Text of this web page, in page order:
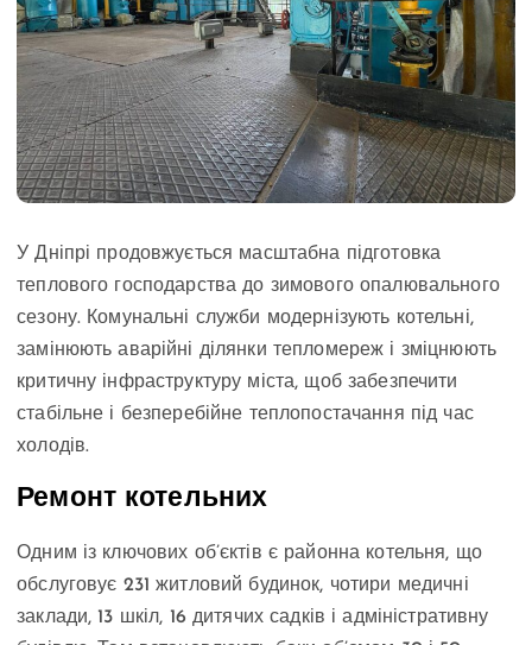
У Дніпрі продовжується масштабна підготовка
теплового господарства до зимового опалювального
сезону. Комунальні служби модернізують котельні,
замінюють аварійні ділянки тепломереж і зміцнюють
критичну інфраструктуру міста, щоб забезпечити
стабільне і безперебійне теплопостачання під час
холодів.
Ремонт котельних
Одним із ключових об’єктів є районна котельня, що
обслуговує 231 житловий будинок, чотири медичні
заклади, 13 шкіл, 16 дитячих садків і адміністративну